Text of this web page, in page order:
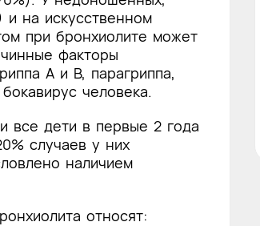
на искусственном
при бронхиолите может
факторы
А и В, парагриппа,
человека.
все дети в первые 2 года
случаев у них
наличием
относят: